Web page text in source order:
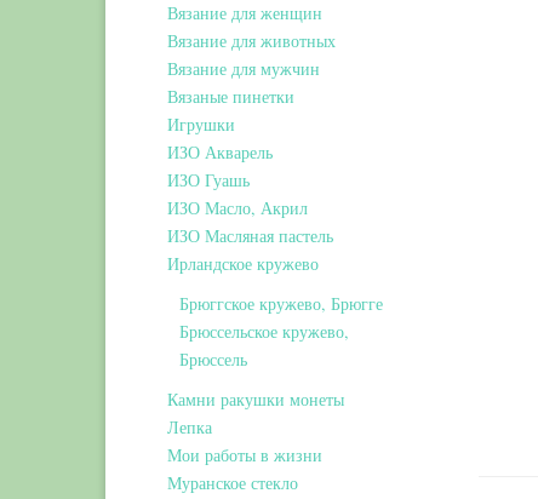
Вязание для женщин
Вязание для животных
Вязание для мужчин
Вязаные пинетки
Игрушки
ИЗО Акварель
ИЗО Гуашь
ИЗО Масло, Акрил
ИЗО Масляная пастель
Ирландское кружево
Брюггское кружево, Брюгге
Брюссельское кружево,
Брюссель
Камни ракушки монеты
Лепка
Мои работы в жизни
Муранское стекло